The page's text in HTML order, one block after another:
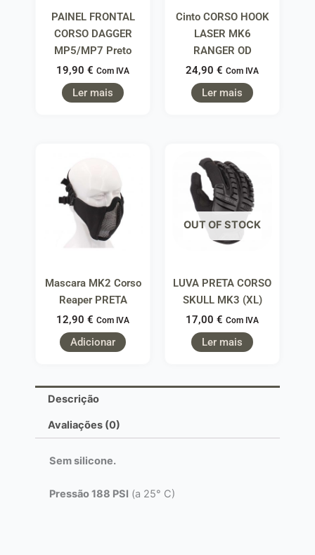
PAINEL FRONTAL
CORSO DAGGER
MP5/MP7 Preto
19,90 € Com IVA
Ler mais
Cinto CORSO HOOK
LASER MK6
RANGER OD
24,90 € Com IVA
Ler mais
Mascara MK2 Corso
Reaper PRETA
12,90 € Com IVA
Adicionar
OUT OF STOCK
LUVA PRETA CORSO
SKULL MK3 (XL)
17,00 € Com IVA
Ler mais
Descrição
Avaliações (0)
Sem silicone.
Pressão 188 PSI (a 25° C)